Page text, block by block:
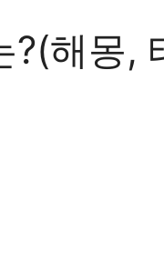
?(해몽,